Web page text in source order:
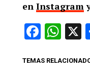
en Instagram
TEMAS